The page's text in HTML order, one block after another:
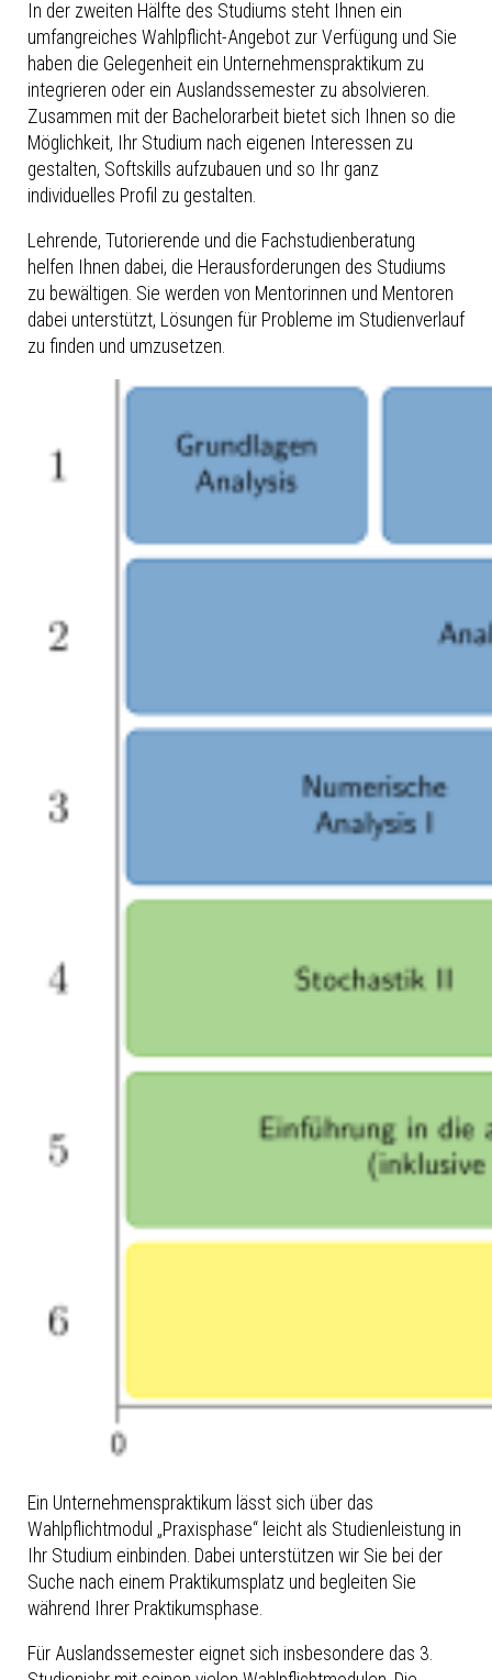
In der zweiten Hälfte des Studiums steht Ihnen ein
umfangreiches Wahlpflicht-Angebot zur Verfügung und Sie
haben die Gelegenheit ein Unternehmenspraktikum zu
integrieren oder ein Auslandssemester zu absolvieren.
Zusammen mit der Bachelorarbeit bietet sich Ihnen so die
Möglichkeit, Ihr Studium nach eigenen Interessen zu
gestalten, Softskills aufzubauen und so Ihr ganz
individuelles Profil zu gestalten.
Lehrende, Tutorierende und die Fachstudienberatung
helfen Ihnen dabei, die Herausforderungen des Studiums
zu bewältigen. Sie werden von Mentorinnen und Mentoren
dabei unterstützt, Lösungen für Probleme im Studienverlauf
zu finden und umzusetzen.
Ein Unternehmenspraktikum lässt sich über das
Wahlpflichtmodul „Praxisphase“ leicht als Studienleistung in
Ihr Studium einbinden. Dabei unterstützen wir Sie bei der
Suche nach einem Praktikumsplatz und begleiten Sie
während Ihrer Praktikumsphase.
Für Auslandssemester eignet sich insbesondere das 3.